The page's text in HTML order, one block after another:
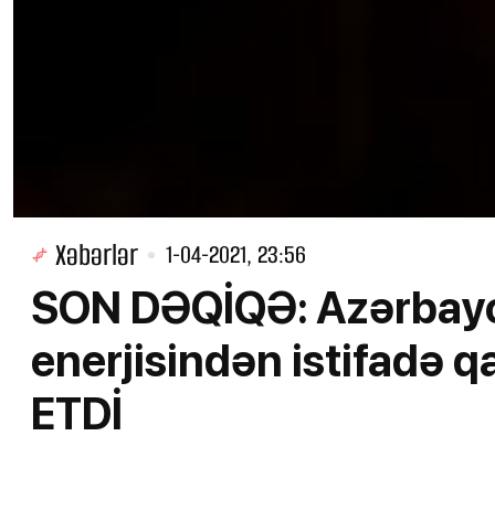
Xəbərlər 1-04-2021, 23:56
SON DƏQİQƏ:
enerjisindən istifadə
ETDİ